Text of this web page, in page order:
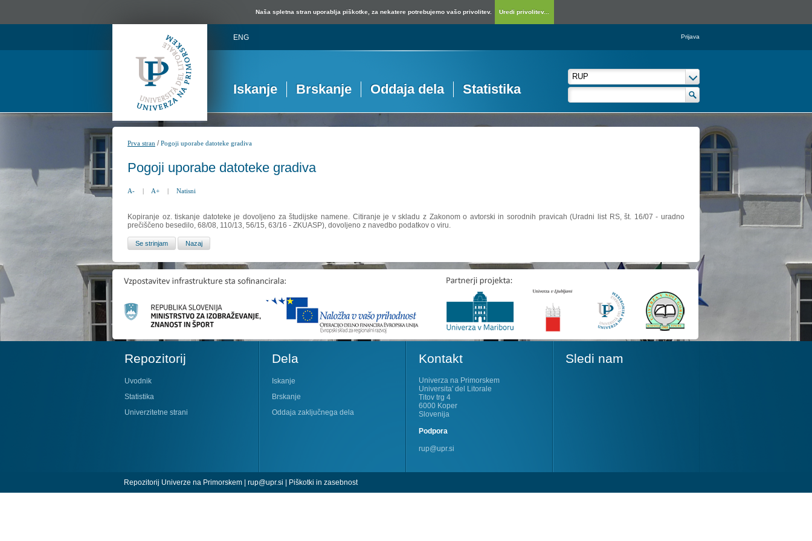
Naša spletna stran uporablja piškotke, za nekatere potrebujemo vašo privolitev. Uredi privolitev...
ENG Prijava
Iskanje Brskanje Oddaja dela Statistika
Prva stran /Pogoji uporabe datoteke gradiva
Pogoji uporabe datoteke gradiva
A- | A+ | Natisni
Kopiranje oz. tiskanje datoteke je dovoljeno za študijske namene. Citiranje je v skladu z Zakonom o avtorski in sorodnih pravicah (Uradni list RS, št. 16/07 - uradno
prečiščeno besedilo, 68/08, 110/13, 56/15, 63/16 - ZKUASP), dovoljeno z navedbo podatkov o viru.
Repozitorij
Uvodnik
Statistika
Univerzitetne strani
Dela
Iskanje
Brskanje
Oddaja zaključnega dela
Kontakt
Univerza na Primorskem
Universita' del Litorale
Titov trg 4
6000 Koper
Slovenija
Podpora
rup@upr.si
Sledi nam
Repozitorij Univerze na Primorskem | rup@upr.si | Piškotki in zasebnost